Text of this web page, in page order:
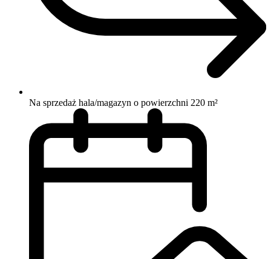
Na sprzedaż hala/magazyn o powierzchni 220 m²